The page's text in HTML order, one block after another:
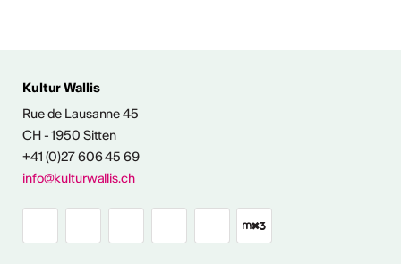
Ausstellungen
Himmel im Wallis
Kultur Wallis
Rue de Lausanne 45
CH - 1950 Sitten
+41 (0)27 606 45 69
info@kulturwallis.ch